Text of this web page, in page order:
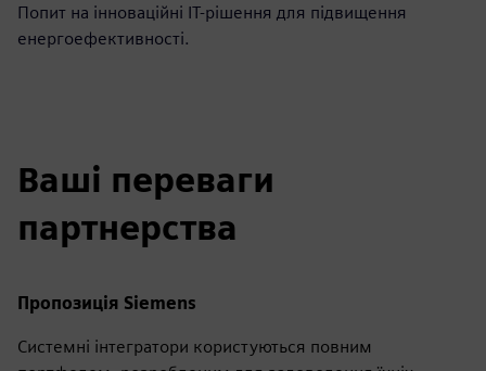
Попит на інноваційні ІТ-рішення для підвищення
енергоефективності.
Ваші переваги
партнерства
Пропозиція Siemens
Системні інтегратори користуються повним